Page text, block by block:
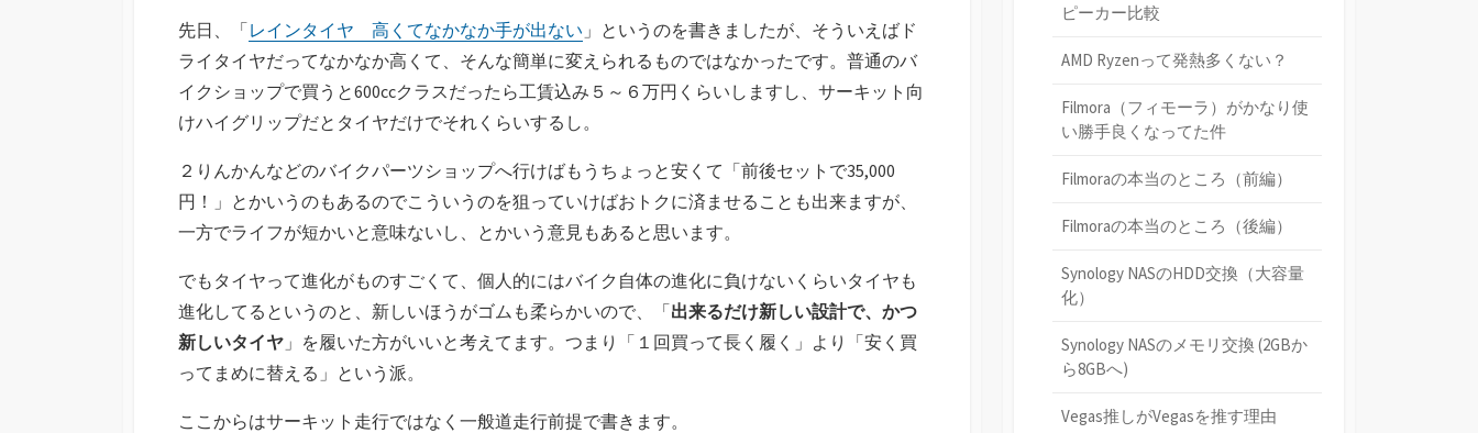
先日、「レインタイヤ 高くてなかなか手が出ない 」というのを書きましたが、そういえばド
ライタイヤだってなかなか高くて、そんな簡単に変えられるものではなかったです。普通のバ
イクショップで買うと600ccクラスだったら工賃込み５～６万円くらいしますし、サーキット向
けハイグリップだとタイヤだけでそれくらいするし。
２りんかんなどのバイクパーツショップへ行けばもうちょっと安くて「前後セットで35,000
円！」とかいうのもあるのでこういうのを狙っていけばおトクに済ませることも出来ますが、
一方でライフが短かいと意味ないし、とかいう意見もあると思います。
でもタイヤって進化がものすごくて、個人的にはバイク自体の進化に負けないくらいタイヤも
進化してるというのと、新しいほうがゴムも柔らかいので、「出来るだけ新しい設計で、かつ
新しいタイヤ 」を履いた方がいいと考えてます。つまり「１回買って長く履く」より「安く買
ってまめに替える」という派。
ここからはサーキット走行ではなく一般道走行前提で書きます。
ピーカー比較
AMD Ryzenって発熱多くない？
Filmora（フィモーラ）がかなり使
い勝手良くなってた件
Filmoraの本当のところ（前編）
Filmoraの本当のところ（後編）
Synology NASのHDD交換（大容量
化）
Synology NASのメモリ交換 (2GBか
ら8GBへ)
Vegas推しがVegasを推す理由